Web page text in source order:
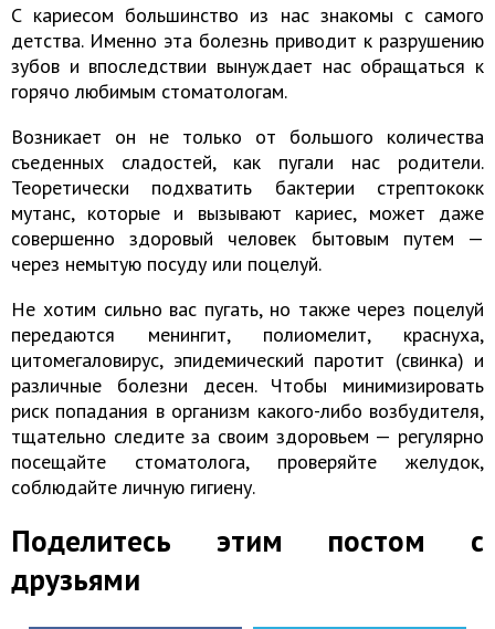
С кариесом большинство из нас знакомы с самого
детства. Именно эта болезнь приводит к разрушению
зубов и впоследствии вынуждает нас обращаться к
горячо любимым стоматологам.
Возникает он не только от большого количества
съеденных сладостей, как пугали нас родители.
Теоретически подхватить бактерии стрептококк
мутанс, которые и вызывают кариес, может даже
совершенно здоровый человек бытовым путем —
через немытую посуду или поцелуй.
Не хотим сильно вас пугать, но также через поцелуй
передаются менингит, полиомелит, краснуха,
цитомегаловирус, эпидемический паротит (свинка) и
различные болезни десен. Чтобы минимизировать
риск попадания в организм какого-либо возбудителя,
тщательно следите за своим здоровьем — регулярно
посещайте стоматолога, проверяйте желудок,
соблюдайте личную гигиену.
Поделитесь этим постом с
друзьями